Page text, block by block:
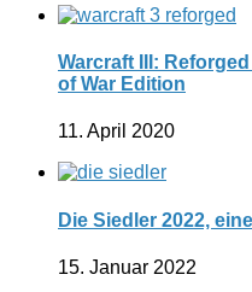
Warcraft III:
of War Edition
11. April 2020
Die Siedler 2022,
15. Januar 2022